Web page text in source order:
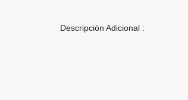
Descripción Adicional :